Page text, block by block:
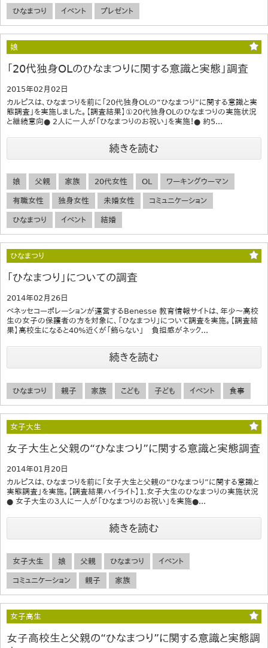
ひなまつり イベント プレゼント
娘
「20代独身OLのひなまつりに関する意識と実態」調査
2015年02月02日
カルピスは、ひなまつりを前に「20代独身OLの“ひなまつり”に関する意識と実
態調査」を実施しました。【調査結果】①20代独身OLのひなまつりの実施状況
と継続意向● 2人に一人が「ひなまつりのお祝い」を実施！● 約5...
続きを読む
娘 父親 家族 20代女性 OL ワーキングウーマン
有職女性 独身女性 未婚女性 コミュニケーション
ひなまつり イベント 結婚
ひなまつり
「ひなまつり」についての調査
2014年02月26日
ベネッセコーポレーションが運営するBenesse 教育情報サイトは、年少～高校
生の女子の保護者の方を対象に、「ひなまつり」について調査を実施。【調査結
果】高校生になると40%近くが「飾らない」 負担感がネック...
続きを読む
ひなまつり 親子 家族 こども 子ども イベント 食事
女子大生
女子大生と父親の“ひなまつり”に関する意識と実態調査
2014年01月20日
カルピスは、ひなまつりを前に「女子大生と父親の“ひなまつり”に関する意識と
実態調査」を実施。【調査結果ハイライト】1.女子大生のひなまつりの実施状況
● 女子大生の３人に一人が「ひなまつりのお祝い」を実施●...
続きを読む
女子大生 娘 父親 ひなまつり イベント
コミュニケーション 親子 家族
女子高生
女子高校生と父親の“ひなまつり”に関する意識と実態調